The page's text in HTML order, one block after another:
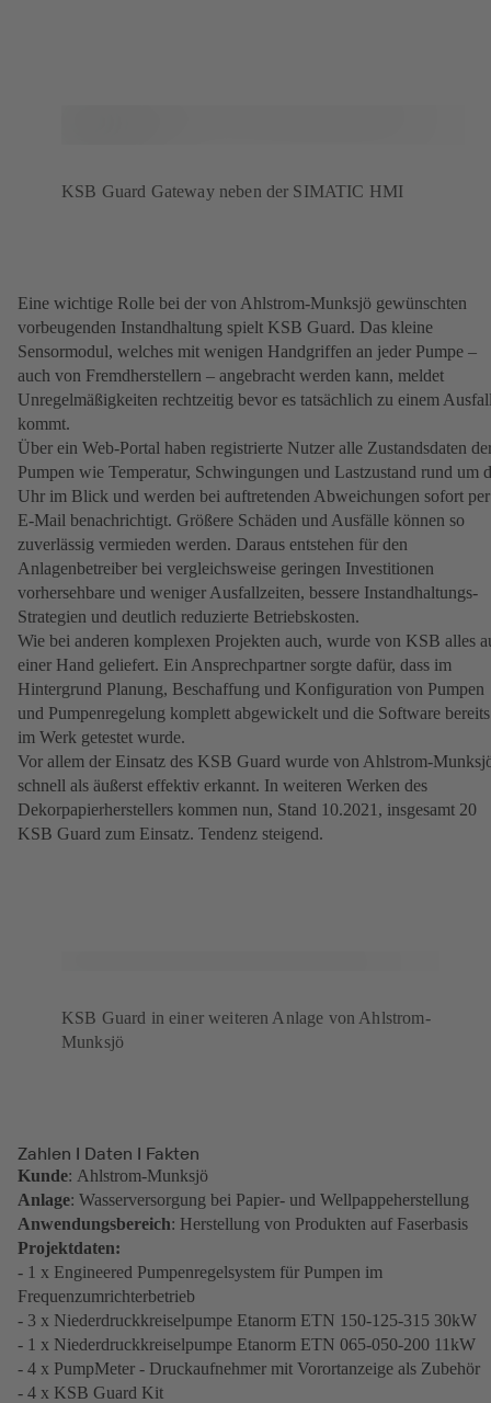
KSB Guard Gateway neben der SIMATIC HMI
Eine wichtige Rolle bei der von Ahlstrom-Munksjö gewünschten
vorbeugenden Instandhaltung spielt KSB Guard. Das kleine
Sensormodul, welches mit wenigen Handgriffen an jeder Pumpe –
auch von Fremdherstellern – angebracht werden kann, meldet
Unregelmäßigkeiten rechtzeitig bevor es tatsächlich zu einem
kommt.
Über ein Web-Portal haben registrierte Nutzer alle Zustandsdaten
Pumpen wie Temperatur, Schwingungen und Lastzustand rund um
Uhr im Blick und werden bei auftretenden Abweichungen sofort per
E-Mail benachrichtigt. Größere Schäden und Ausfälle können so
zuverlässig vermieden werden. Daraus entstehen für den
Anlagenbetreiber bei vergleichsweise geringen Investitionen
vorhersehbare und weniger Ausfallzeiten, bessere Instandhaltungs-
Strategien und deutlich reduzierte Betriebskosten.
Wie bei anderen komplexen Projekten auch, wurde von KSB alles
einer Hand geliefert. Ein Ansprechpartner sorgte dafür, dass im
Hintergrund Planung, Beschaffung und Konfiguration von Pumpen
und Pumpenregelung komplett abgewickelt und die Software bereits
im Werk getestet wurde.
Vor allem der Einsatz des KSB Guard wurde von Ahlstrom-
schnell als äußerst effektiv erkannt. In weiteren Werken des
Dekorpapierherstellers kommen nun, Stand 10.2021, insgesamt 20
KSB Guard zum Einsatz. Tendenz steigend.
KSB Guard in einer weiteren Anlage von Ahlstrom-
Munksjö
Zahlen I Daten I Fakten
Kunde: Ahlstrom-Munksjö
Anlage: Wasserversorgung bei Papier- und Wellpappeherstellung
Anwendungsbereich: Herstellung von Produkten auf Faserbasis
Projektdaten:
- 1 x Engineered Pumpenregelsystem für Pumpen im
Frequenzumrichterbetrieb
- 3 x Niederdruckkreiselpumpe Etanorm ETN 150-125-315 30kW
- 1 x Niederdruckkreiselpumpe Etanorm ETN 065-050-200 11kW
- 4 x PumpMeter - Druckaufnehmer mit Vorortanzeige als Zubehör
- 4 x KSB Guard Kit